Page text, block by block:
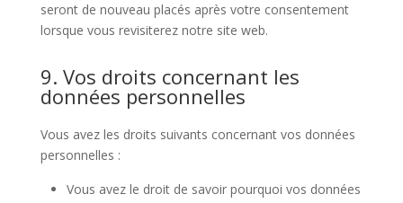
seront de nouveau placés après votre consentement
lorsque vous revisiterez notre site web.
9. Vos droits concernant les
données personnelles
Vous avez les droits suivants concernant vos données
personnelles :
Vous avez le droit de savoir pourquoi vos données